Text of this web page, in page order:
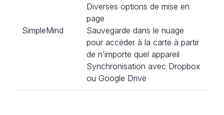
SimpleMind
Diverses options de mise en
page
Sauvegarde dans le nuage
pour accéder à la carte à partir
de n’importe quel appareil
Synchronisation avec Dropbox
ou Google Drive